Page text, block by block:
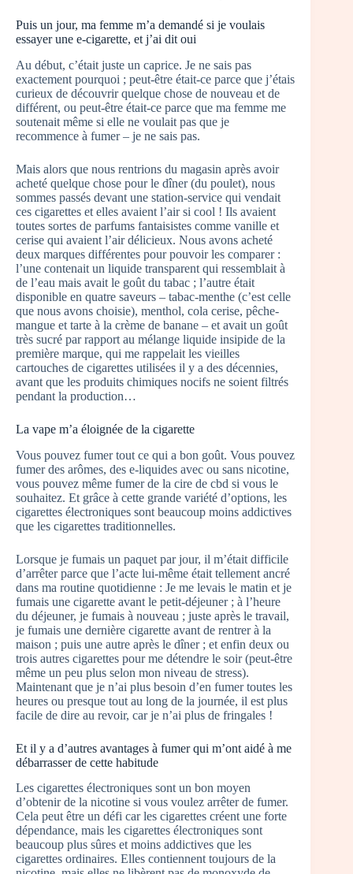
Puis un jour, ma femme m’a demandé si je voulais
essayer une e-cigarette, et j’ai dit oui
Au début, c’était juste un caprice. Je ne sais pas
exactement pourquoi ; peut-être était-ce parce que j’étais
curieux de découvrir quelque chose de nouveau et de
différent, ou peut-être était-ce parce que ma femme me
soutenait même si elle ne voulait pas que je
recommence à fumer – je ne sais pas.
Mais alors que nous rentrions du magasin après avoir
acheté quelque chose pour le dîner (du poulet), nous
sommes passés devant une station-service qui vendait
ces cigarettes et elles avaient l’air si cool ! Ils avaient
toutes sortes de parfums fantaisistes comme vanille et
cerise qui avaient l’air délicieux. Nous avons acheté
deux marques différentes pour pouvoir les comparer :
l’une contenait un liquide transparent qui ressemblait à
de l’eau mais avait le goût du tabac ; l’autre était
disponible en quatre saveurs – tabac-menthe (c’est celle
que nous avons choisie), menthol, cola cerise, pêche-
mangue et tarte à la crème de banane – et avait un goût
très sucré par rapport au mélange liquide insipide de la
première marque, qui me rappelait les vieilles
cartouches de cigarettes utilisées il y a des décennies,
avant que les produits chimiques nocifs ne soient filtrés
pendant la production…
La vape m’a éloignée de la cigarette
Vous pouvez fumer tout ce qui a bon goût. Vous pouvez
fumer des arômes, des e-liquides avec ou sans nicotine,
vous pouvez même fumer de la cire de cbd si vous le
souhaitez. Et grâce à cette grande variété d’options, les
cigarettes électroniques sont beaucoup moins addictives
que les cigarettes traditionnelles.
Lorsque je fumais un paquet par jour, il m’était difficile
d’arrêter parce que l’acte lui-même était tellement ancré
dans ma routine quotidienne : Je me levais le matin et je
fumais une cigarette avant le petit-déjeuner ; à l’heure
du déjeuner, je fumais à nouveau ; juste après le travail,
je fumais une dernière cigarette avant de rentrer à la
maison ; puis une autre après le dîner ; et enfin deux ou
trois autres cigarettes pour me détendre le soir (peut-être
même un peu plus selon mon niveau de stress).
Maintenant que je n’ai plus besoin d’en fumer toutes les
heures ou presque tout au long de la journée, il est plus
facile de dire au revoir, car je n’ai plus de fringales !
Et il y a d’autres avantages à fumer qui m’ont aidé à me
débarrasser de cette habitude
Les cigarettes électroniques sont un bon moyen
d’obtenir de la nicotine si vous voulez arrêter de fumer.
Cela peut être un défi car les cigarettes créent une forte
dépendance, mais les cigarettes électroniques sont
beaucoup plus sûres et moins addictives que les
cigarettes ordinaires. Elles contiennent toujours de la